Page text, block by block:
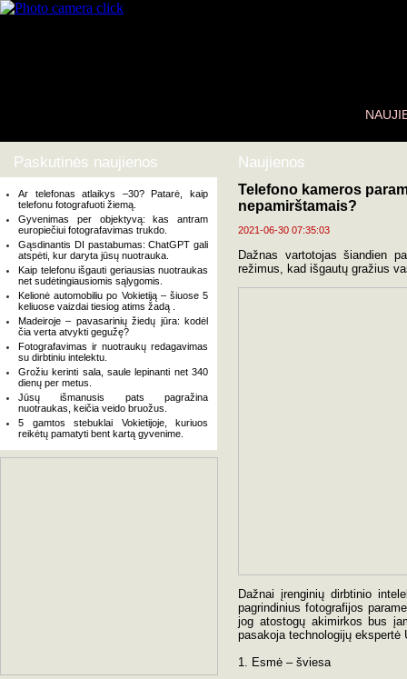
Paskutinės naujienos
Ar telefonas atlaikys –30? Patarė, kaip
telefonu fotografuoti žiemą.
Gyvenimas per objektyvą: kas antram
europiečiui fotografavimas trukdo.
Gąsdinantis DI pastabumas: ChatGPT gali
atspėti, kur daryta jūsų nuotrauka.
Kaip telefonu išgauti geriausias nuotraukas
net sudėtingiausiomis sąlygomis.
Kelionė automobiliu po Vokietiją – šiuose 5
keliuose vaizdai tiesiog atims žadą .
Madeiroje – pavasarinių žiedų jūra: kodėl
čia verta atvykti gegužę?
Fotografavimas ir nuotraukų redagavimas
su dirbtiniu intelektu.
Grožiu kerinti sala, saule lepinanti net 340
dienų per metus.
Jūsų išmanusis pats pagražina
nuotraukas, keičia veido bruožus.
5 gamtos stebuklai Vokietijoje, kuriuos
reikėtų pamatyti bent kartą gyvenime.
Naujienos
Telefono kameros
nepamirštamais?
2021-06-30 07:35:03
Dažnas vartotojas šiandien
režimus, kad išgautų gražius
Dažnai įrenginių dirbtinio
pagrindinius fotografijos
jog atostogų akimirkos bus
pasakoja technologijų ekspertė
1. Esmė – šviesa